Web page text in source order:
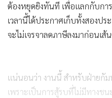
ต้องหยุดยิงทันที เพื่อแลกกับกา
เวลานี้ได้ประกาศเก็บทั้งสองป
จะไม่เจรจาลดภาษีลงมาก่อนเ
แน่นอนว่า งานนี้ สำหรับฝ่ายกั
เพราะเป็นการสู้รบที่ไม่มีทางช